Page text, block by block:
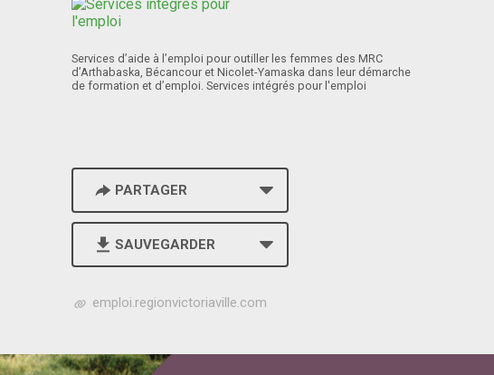
Services d’aide à l’emploi pour outiller les femmes des MRC
d’Arthabaska, Bécancour et Nicolet-Yamaska dans leur démarche
de formation et d’emploi. Services intégrés pour l'emploi
PARTAGER
SAUVEGARDER
h
p
s
emploi.regionvictoriaville.com